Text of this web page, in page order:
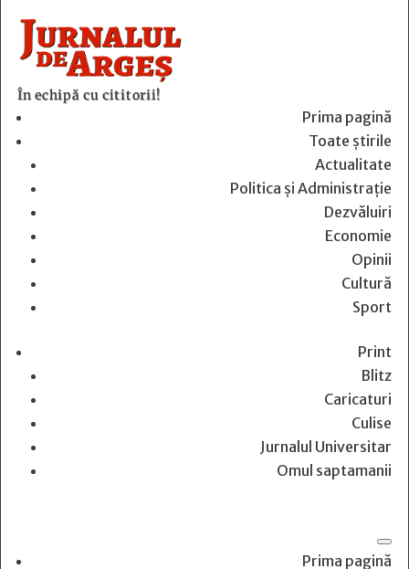
În echipă cu cititorii!
Prima pagină
Toate știrile
Actualitate
Politica și Administrație
Dezvăluiri
Economie
Opinii
Cultură
Sport
Print
Blitz
Caricaturi
Culise
Jurnalul Universitar
Omul saptamanii
Prima pagină